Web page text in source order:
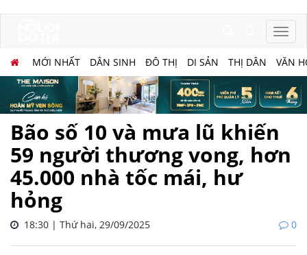
MỚI NHẤT DÂN SINH ĐÔ THỊ DI SẢN THỊ DÂN VĂN
Bão số 10 và mưa lũ khiến
59 người thương vong, hơn
45.000 nhà tốc mái, hư
hỏng
18:30 | Thứ hai, 29/09/2025 0